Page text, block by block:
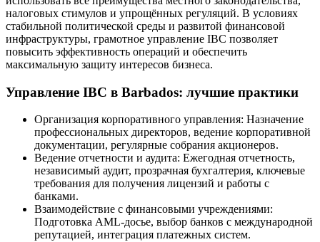
налоговых стимулов и упрощённых регуляций. В условиях
стабильной политической среды и развитой финансовой
инфраструктуры, грамотное управление IBC позволяет
повысить эффективность операций и обеспечить
максимальную защиту интересов бизнеса.
Управление IBC в Barbados: лучшие практики
Организация корпоративного управления: Назначение
профессиональных директоров, ведение корпоративной
документации, регулярные собрания акционеров.
Ведение отчетности и аудита: Ежегодная отчетность,
независимый аудит, прозрачная бухгалтерия, ключевые
требования для получения лицензий и работы с
банками.
Взаимодействие с финансовыми учреждениями:
Подготовка AML-досье, выбор банков с международной
репутацией, интеграция платежных систем.